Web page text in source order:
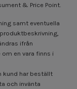
& Price Point.
samt eventuella
ifrån
en vara finns i
kund har beställt
och invänta